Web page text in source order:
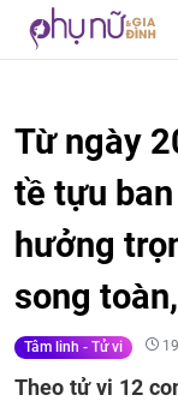
Từ ngày
tề tựu
hưởng
song
Tâm linh - Tử vi
Theo tử vi 12